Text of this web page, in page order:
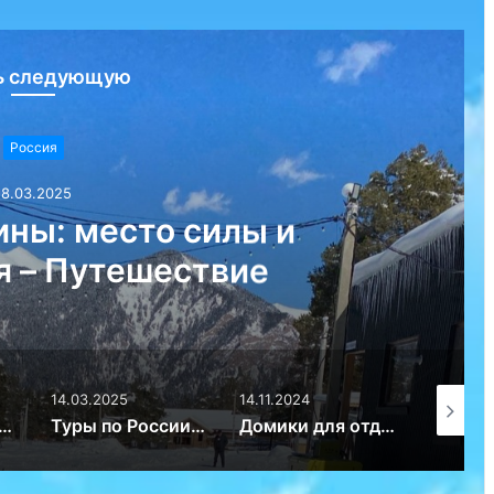
следующую
Россия
место силы и
– Путешествие
GetRentacar: решение транспортного вопроса в любом уголке планеты – Путешествие
14.03.2025
Туры по России: Откройте многогранность родной земли – Путешествие с Begin-Journey
14.11.2024
Домики для отдыха в Казани на берегу Свияги – Путешествие